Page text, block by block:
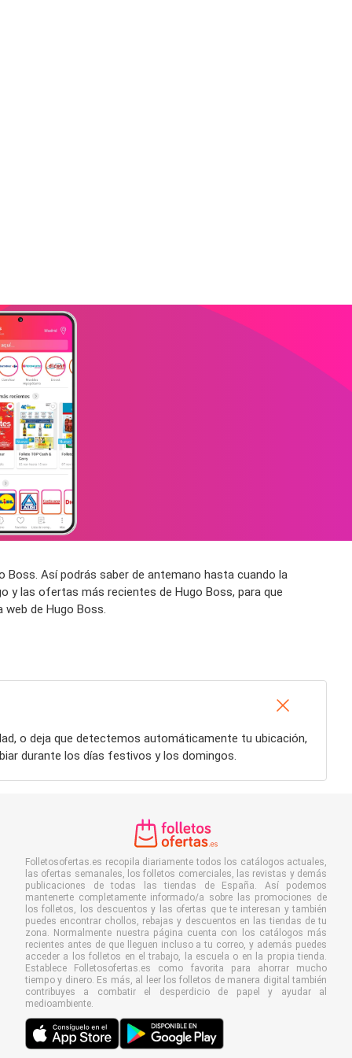
Boss. Así podrás saber de antemano hasta cuando la
y las ofertas más recientes de Hugo Boss, para que
de Hugo Boss.
o deja que detectemos automáticamente tu ubicación,
durante los días festivos y los domingos.
Folletosofertas.es recopila diariamente todos los catálogos actuales,
las ofertas semanales, los folletos comerciales, las revistas y demás
publicaciones de todas las tiendas de España. Así podemos
mantenerte completamente informado/a sobre las promociones de
los folletos, los descuentos y las ofertas que te interesan y también
puedes encontrar chollos, rebajas y descuentos en las tiendas de tu
zona. Normalmente nuestra página cuenta con los catálogos más
recientes antes de que lleguen incluso a tu correo, y además puedes
acceder a los folletos en el trabajo, la escuela o en la propia tienda.
Establece Folletosofertas.es como favorita para ahorrar mucho
tiempo y dinero. Es más, al leer los folletos de manera digital también
contribuyes a combatir el desperdicio de papel y ayudar al
medioambiente.